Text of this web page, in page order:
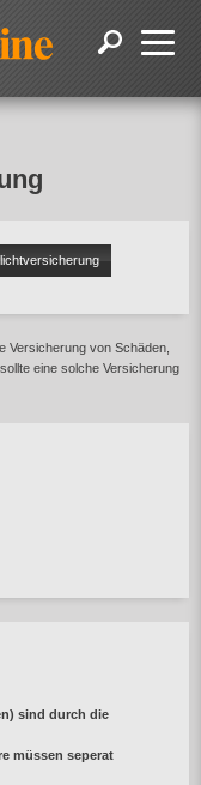
Versicherung von Schäden,
eine solche Versicherung
sind durch die
müssen seperat